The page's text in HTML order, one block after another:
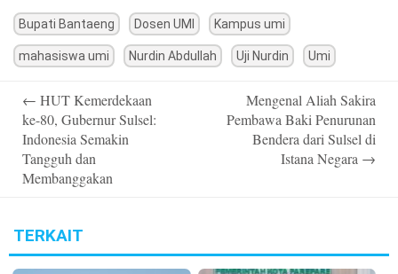
Bupati Bantaeng Dosen UMI Kampus umi
mahasiswa umi Nurdin Abdullah Uji Nurdin Umi
navigation
← HUT Kemerdekaan
ke-80, Gubernur Sulsel:
Indonesia Semakin
Tangguh dan
Membanggakan
Mengenal Aliah Sakira
Pembawa Baki Penurunan
Bendera dari Sulsel di
Istana Negara →
TERKAIT